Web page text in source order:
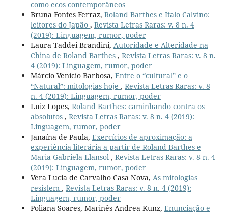
como ecos contemporâneos
Bruna Fontes Ferraz, Roland Barthes e Italo Calvino:
leitores do Japão , Revista Letras Raras: v. 8 n. 4
(2019): Linguagem, rumor, poder
Laura Taddei Brandini, Autoridade e Alteridade na
China de Roland Barthes , Revista Letras Raras: v. 8 n.
4 (2019): Linguagem, rumor, poder
Márcio Venício Barbosa, Entre o “cultural” e o
“Natural”: mitologias hoje , Revista Letras Raras: v. 8
n. 4 (2019): Linguagem, rumor, poder
Luiz Lopes, Roland Barthes: caminhando contra os
absolutos , Revista Letras Raras: v. 8 n. 4 (2019):
Linguagem, rumor, poder
Janaína de Paula, Exercícios de aproximação: a
experiência literária a partir de Roland Barthes e
Maria Gabriela Llansol , Revista Letras Raras: v. 8 n. 4
(2019): Linguagem, rumor, poder
Vera Lucia de Carvalho Casa Nova, As mitologias
resistem , Revista Letras Raras: v. 8 n. 4 (2019):
Linguagem, rumor, poder
Poliana Soares, Marinês Andrea Kunz, Enunciação e